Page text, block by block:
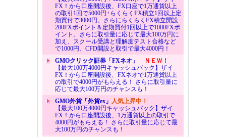
FX！から口座開設後、FX口座で1万通貨以上
の取引1回で5000円+らくらくFX積立1回以上定
期買付で3000円。さらにらくらくFX積立開設
200FXポイント＆定期買付1回以上で1000FXポ
イント。さらに取引量に応じて最大100万円に
加え、スクール受講と理解度テスト合格など
で1000円、CFD開設と取引で最大4000円！
GMOクリック証券「FXネオ」
ＮＥＷ！
【最大100万4000円キャッシュバック】ザイ
FX！から口座開設後、FXネオで1万通貨以上
の取引で4000円がもらえる！ さらに取引量に
応じて最大100万円のチャンスも！
GMO外貨「外貨ex」 人気上昇中！
【最大100万4000円キャッシュバック】ザイ
FX！から口座開設後、1万通貨以上の取引で
4000円がもらえる！ さらに取引量に応じて最
大100万円のチャンスも！